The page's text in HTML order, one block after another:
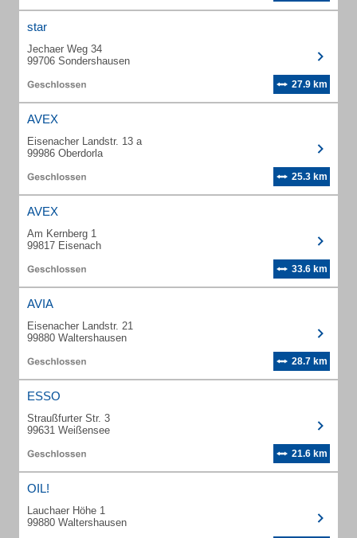
star
Jechaer Weg 34
99706 Sondershausen
27.9 km
AVEX
Eisenacher Landstr. 13 a
99986 Oberdorla
25.3 km
AVEX
Am Kernberg 1
99817 Eisenach
33.6 km
AVIA
Eisenacher Landstr. 21
99880 Waltershausen
28.7 km
ESSO
Straußfurter Str. 3
99631 Weißensee
21.6 km
OIL!
Lauchaer Höhe 1
99880 Waltershausen